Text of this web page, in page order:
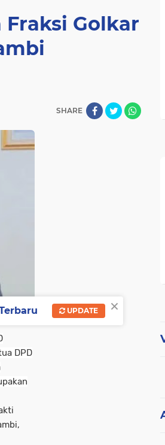
Golkar
SHARE
DPD
×
UPDATE